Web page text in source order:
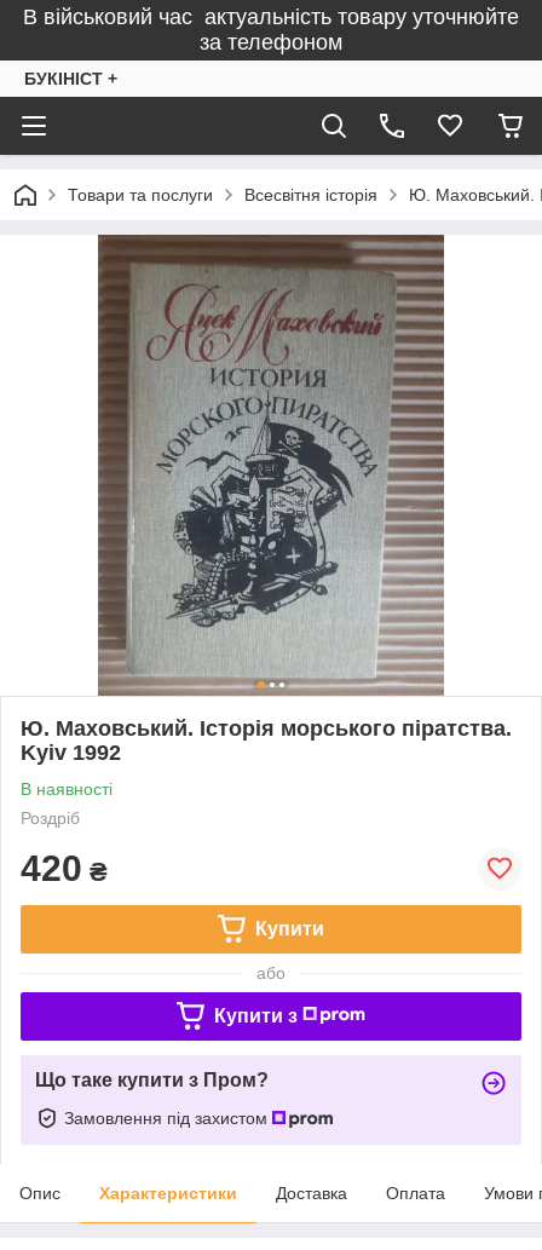
В військовий час актуальність товару уточнюйте
за телефоном
БУКІНІСТ +
Товари та послуги Всесвітня історія Ю. Маховський.
Ю. Маховський. Історія морського піратства.
Kyiv 1992
В наявності
Роздріб
420 ₴
Купити
або
Купити з
Що таке купити з Пром?
Замовлення під захистом
Опис Характеристики Доставка Оплата Умови